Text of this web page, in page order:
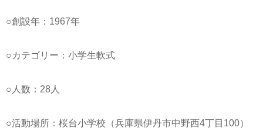
○創設年：1967年
○カテゴリー：小学生軟式
○人数：28人
○活動場所：桜台小学校（兵庫県伊丹市中野西4丁目100）